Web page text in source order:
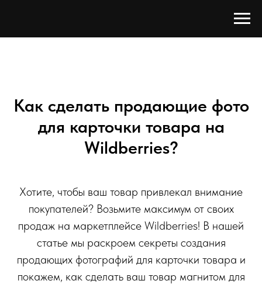
Как сделать продающие фото
для карточки товара на
Wildberries?
Хотите, чтобы ваш товар привлекал внимание
покупателей? Возьмите максимум от своих
продаж на маркетплейсе Wildberries! В нашей
статье мы раскроем секреты создания
продающих фотографий для карточки товара и
покажем, как сделать ваш товар магнитом для